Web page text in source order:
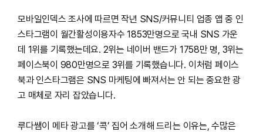
모바일인덱스 조사에 따르면 작년 SNS/커뮤니티 업종 앱 중 인
스타그램이 월간활성이용자수 1853만명으로 국내 SNS 가운
데 1위를 기록했는데요. 2위는 네이버 밴드가 1758만 명, 3위는
페이스북이 980만명으로 3위를 기록했습니다. 이처럼 페이스
북과 인스타그램은 SNS 마케팅에 빠져서는 안 되는 중요한 광
고 매체로 자리 잡았습니다.
루다쌤이 메타 광고를 ‘콕’ 집어 소개해 드리는 이유는, 수많은